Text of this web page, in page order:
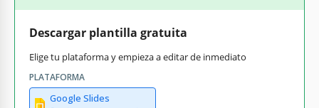
Descargar plantilla gratuita
Elige tu plataforma y empieza a editar de inmediato
PLATAFORMA
Google Slides